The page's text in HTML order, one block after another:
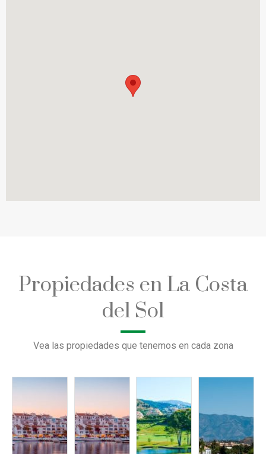
Propiedades en La Costa
del Sol
Vea las propiedades que tenemos en cada zona